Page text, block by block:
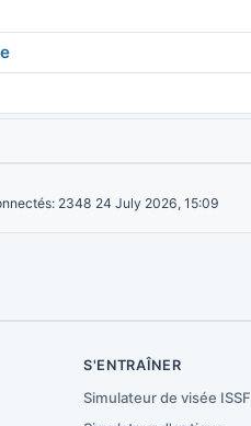
2348 24 July 2026, 15:09
S'ENTRAÎNER
Simulateur de visée ISSF